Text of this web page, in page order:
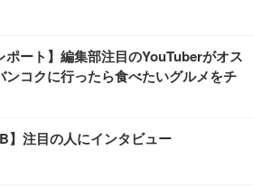
ポート】編集部注目のYouTuberがオス
ンコクに行ったら食べたいグルメをチ
】注目の人にインタビュー